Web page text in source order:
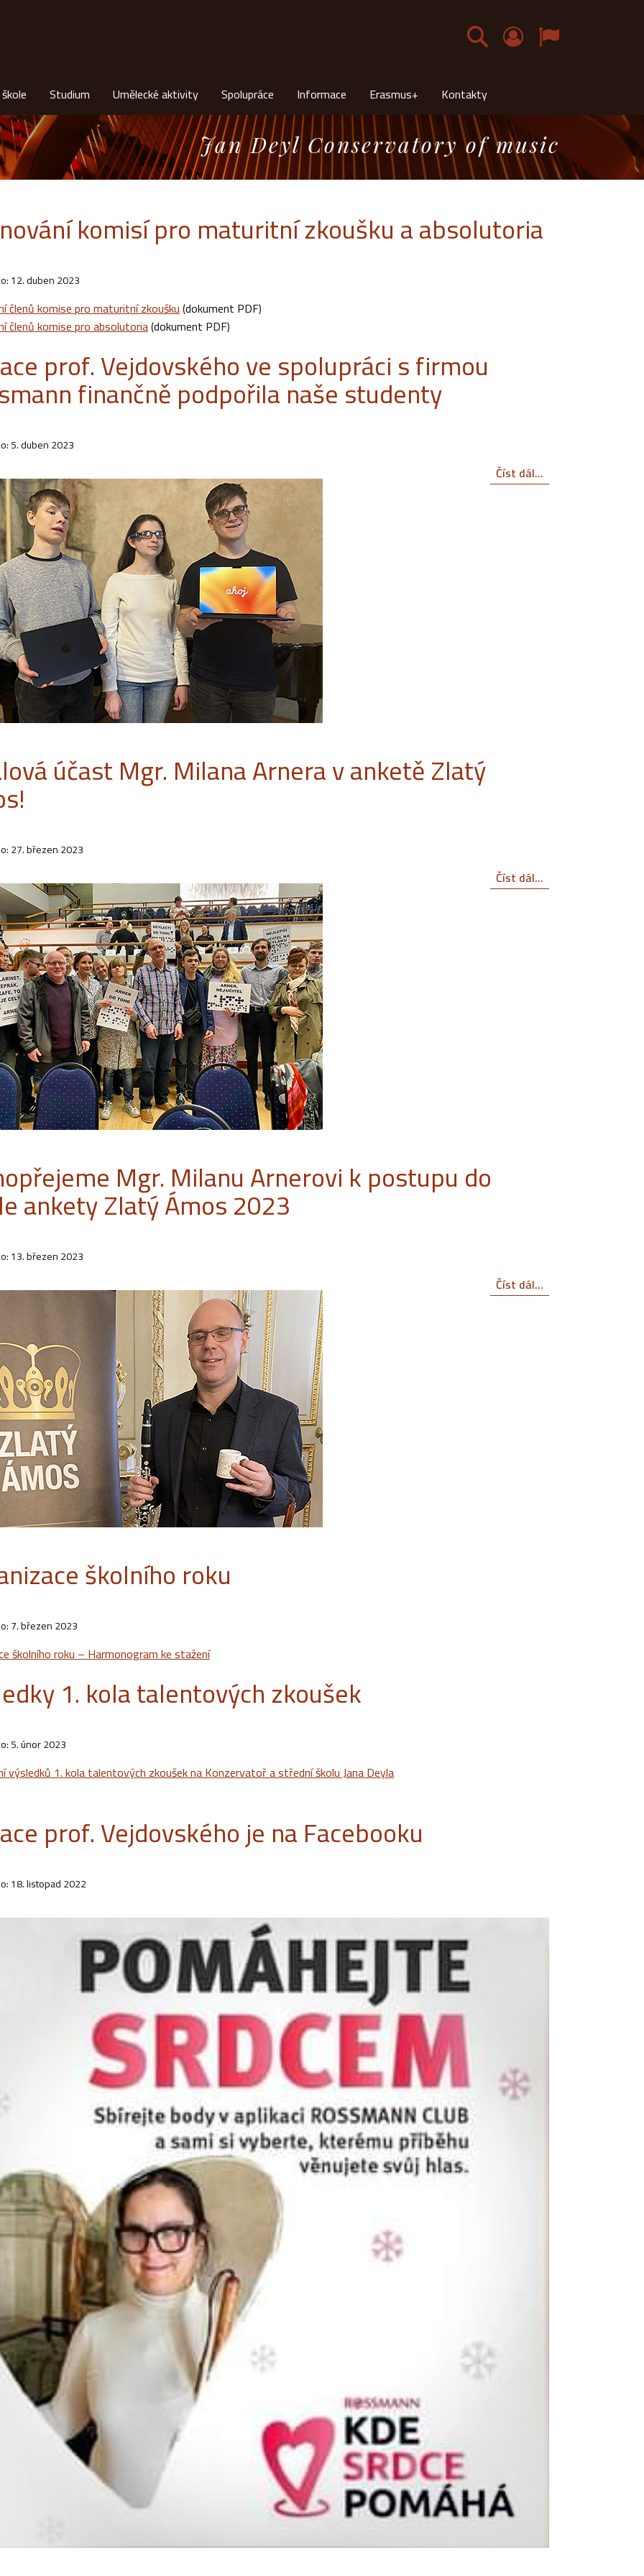
Čeština
Studium Umělecké aktivity Spolupráce Informace Erasmus+ Kontakty
Jan Deyl Conservatory of music
komisí pro maturitní zkoušku a absolutoria
12. duben 2023
členů komise pro maturitní zkoušku(dokument PDF)
členů komise pro absolutoria(dokument PDF)
prof. Vejdovského ve spolupráci s firmou
finančně podpořila naše studenty
5. duben 2023
Číst dál...
účast Mgr. Milana Arnera v anketě Zlatý
27. březen 2023
Číst dál...
Mgr. Milanu Arnerovi k postupu do
ankety Zlatý Ámos 2023
13. březen 2023
Číst dál...
školního roku
7. březen 2023
školního roku – Harmonogram ke stažení
1. kola talentových zkoušek
5. únor 2023
výsledků 1. kola talentových zkoušek na Konzervatoř a střední školu Jana Deyla
prof. Vejdovského je na Facebooku
18. listopad 2022